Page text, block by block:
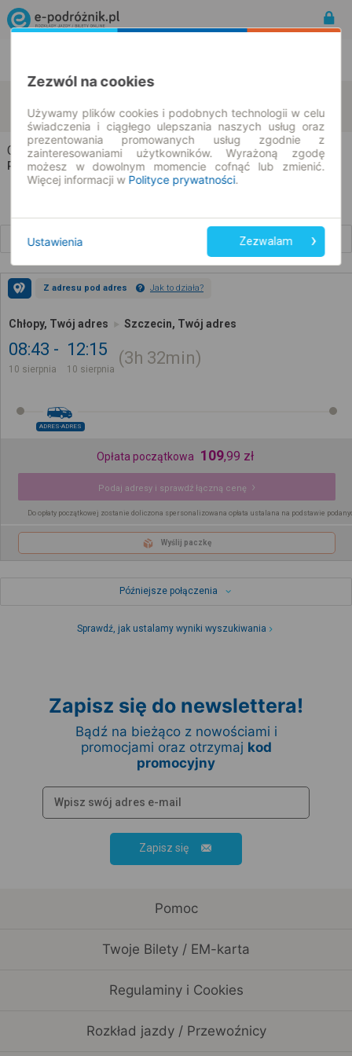
10.08.2026 | -- : --
zmień kryteria
Chłopy → Szczecin
Rozkład jazdy i bilety
Z adresu pod adres Jak to działa?
Chłopy, Twój adres Szczecin, Twój adres
08:43
10 sierpnia
12:15
10 sierpnia
3h 32min
ADRES-ADRES
Opłata początkowa 109,99 zł
Podaj adresy i sprawdź łączną cenę
Do opłaty początkowej zostanie doliczona spersonalizowana opłata ustalana na podstawie
Wyślij paczkę
Późniejsze połączenia
Sprawdź, jak ustalamy wyniki wyszukiwania
Zapisz się do newslettera!
Bądź na bieżąco z nowościami i
promocjami oraz otrzymaj kod
promocyjny
Zapisz się
Pomoc
Twoje Bilety / EM-karta
Regulaminy i Cookies
Rozkład jazdy / Przewoźnicy
Zezwól na cookies
Używamy plików cookies i podobnych technologii w celu
świadczenia i ciągłego ulepszania naszych usług oraz
prezentowania promowanych usług zgodnie z
zainteresowaniami użytkowników. Wyrażoną zgodę
możesz w dowolnym momencie cofnąć lub zmienić.
Więcej informacji w Polityce prywatności.
Ustawienia Zezwalam